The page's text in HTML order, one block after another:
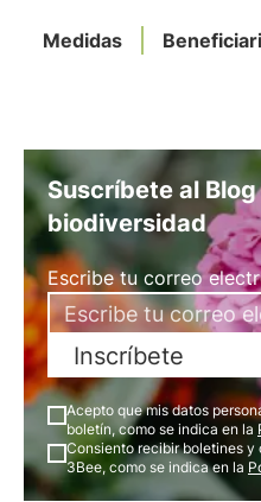
Medidas Beneficiari
Suscríbete al
biodiversidad
Escribe tu correo
Inscríbete
Acepto que mis datos
boletín, como se indica en la
Consiento recibir boletines
3Bee, como se indica en la